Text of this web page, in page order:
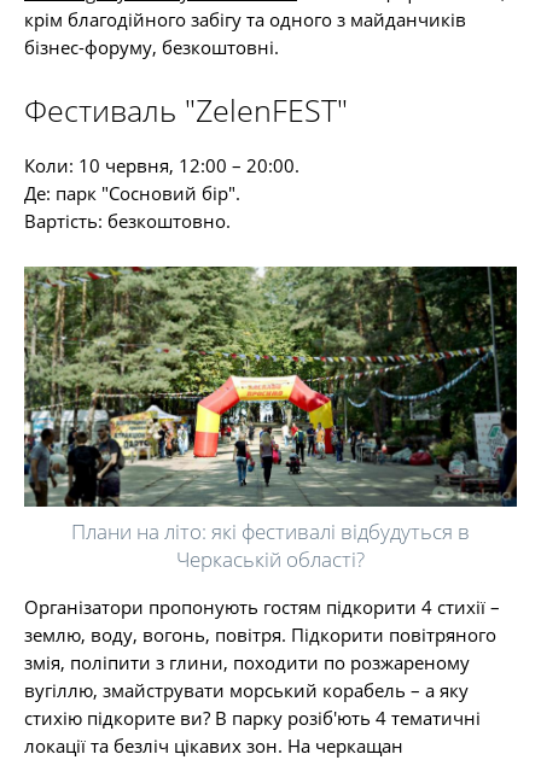
крім благодійного забігу та одного з майданчиків
бізнес-форуму, безкоштовні.
Фестиваль "ZelenFEST"
Коли: 10 червня, 12:00 – 20:00.
Де: парк "Сосновий бір".
Вартість: безкоштовно.
Плани на літо: які фестивалі відбудуться в
Черкаській області?
Організатори пропонують гостям підкорити 4 стихії –
землю, воду, вогонь, повітря. Підкорити повітряного
змія, поліпити з глини, походити по розжареному
вугіллю, змайструвати морський корабель – а яку
стихію підкорите ви? В парку розіб'ють 4 тематичні
локації та безліч цікавих зон. На черкащан